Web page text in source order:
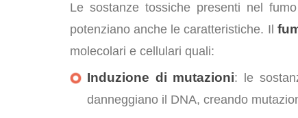
Le sostanze tossiche presenti nel
potenziano anche le caratteristiche. Il
molecolari e cellulari quali:
Induzione di mutazioni: le
danneggiano il DNA, creando